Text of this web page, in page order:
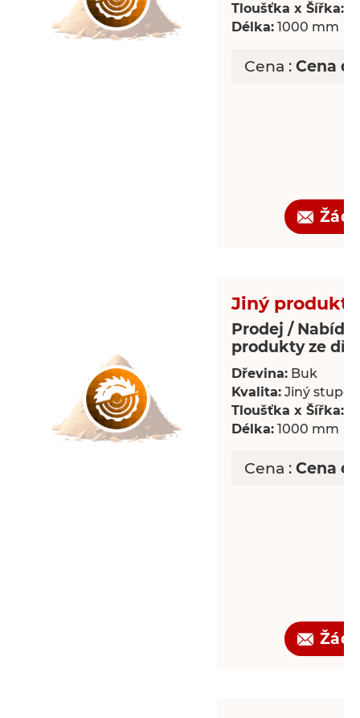
Tloušťka x Šířka:
Délka: 1000 mm
Cena : Cena
Jiný produkt
Prodej /
produkty ze
Dřevina: Buk
Kvalita: Jiný
Tloušťka x Šířka:
Délka: 1000 mm
Cena : Cena